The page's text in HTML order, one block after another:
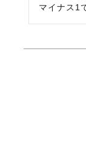
マイナス1